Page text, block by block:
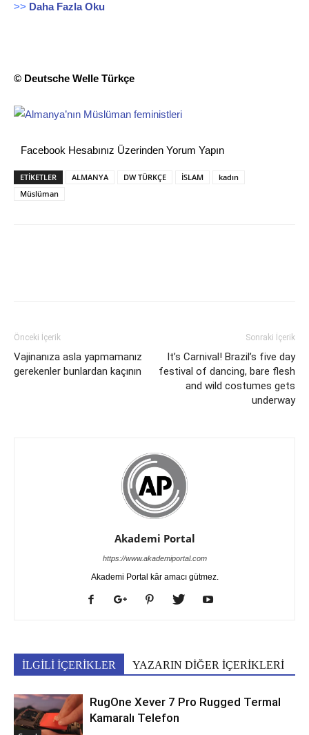
>> Daha Fazla Oku
© Deutsche Welle Türkçe
Facebook Hesabınız Üzerinden Yorum Yapın
ETİKETLER ALMANYA DW TÜRKÇE İSLAM
kadın
Müslüman
Önceki İçerik
Vajinanıza asla yapmamanız
gerekenler bunlardan kaçının
Sonraki İçerik
It’s Carnival! Brazil’s five day
festival of dancing, bare flesh
and wild costumes gets
underway
Akademi Portal
https://www.akademiportal.com
Akademi Portal kâr amacı gütmez.
İLGİLİ İÇERİKLER YAZARIN DİĞER İÇERİKLERİ
RugOne Xever 7 Pro Rugged Termal
Kamaralı Telefon